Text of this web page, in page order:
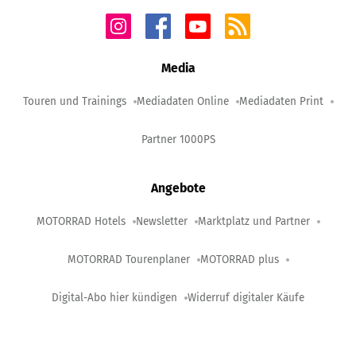
Media
Touren und Trainings Mediadaten Online Mediadaten Print
Partner 1000PS
Angebote
MOTORRAD Hotels Newsletter Marktplatz und Partner
MOTORRAD Tourenplaner MOTORRAD plus
Digital-Abo hier kündigen Widerruf digitaler Käufe